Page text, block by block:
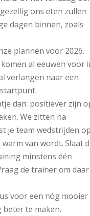
ons eten zullen
dagen binnen, zoals
plannen voor 2026.
al eeuwen voor
verlangen naar een
dan: positiever zijn
We zitten na
je team wedstrijden op
van wordt. Slaat
minstens één
de trainer om daar
voor een nóg mooier
beter te maken.